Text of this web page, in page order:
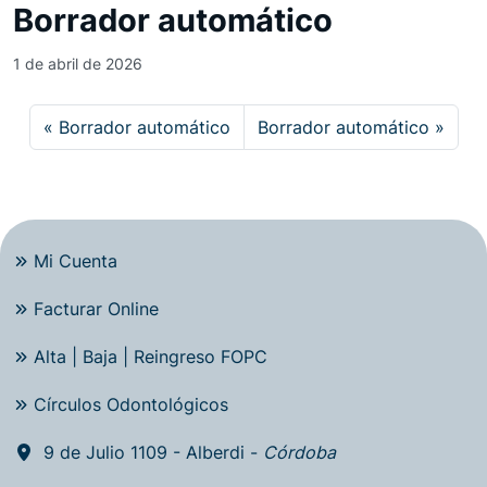
Borrador automático
1 de abril de 2026
Borrador automático Borrador automático
Mi Cuenta
Facturar Online
Alta | Baja | Reingreso FOPC
Círculos Odontológicos
9 de Julio 1109 - Alberdi - Córdoba